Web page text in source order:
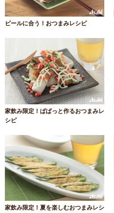
ビールに合う！おつまみレシピ
家飲み限定！ぱぱっと作るおつまみレ
シピ
家飲み限定！夏を楽しむおつまみレシ